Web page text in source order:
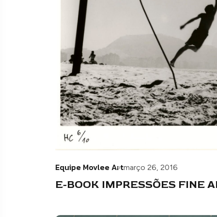
Equipe Movlee Artmarço 26, 2016
E-BOOK IMPRESSÕES FINE